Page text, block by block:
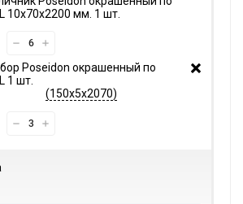
10х70х2200 мм. 1 шт.
Poseidon окрашенный по
1 шт.
150х5х2070